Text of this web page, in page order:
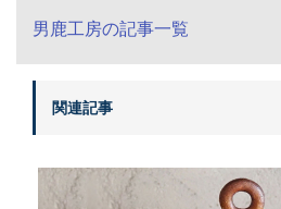
男鹿工房の記事一覧
関連記事